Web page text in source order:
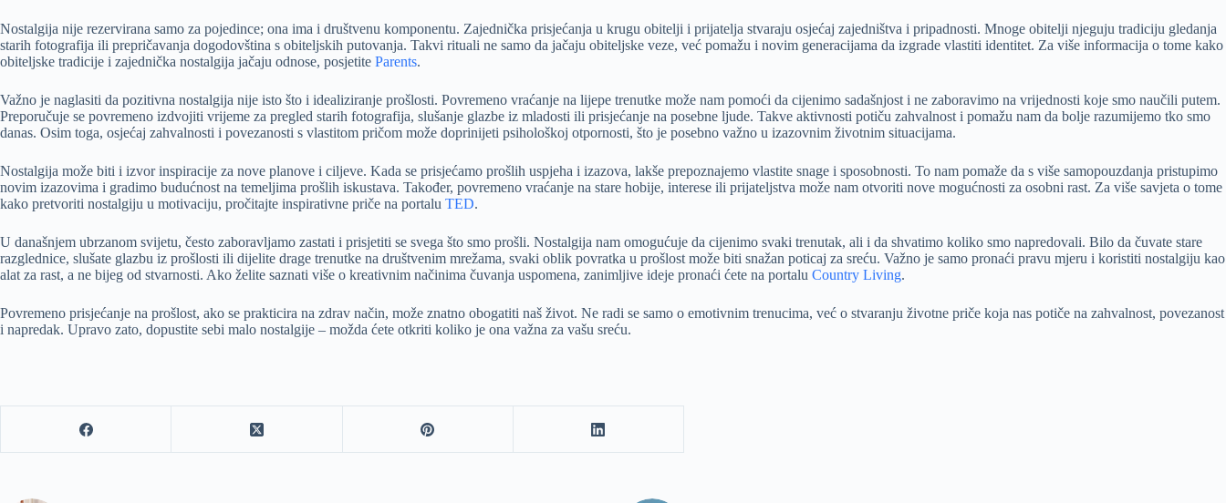
Nostalgija nije rezervirana samo za pojedince; ona ima i društvenu komponentu. Zajednička prisjećanja u krugu obitelji i prijatelja stvaraju osjećaj zajedništva i pripadnosti. Mnoge obitelji njeguju tradiciju gledanja
starih fotografija ili prepričavanja dogodovština s obiteljskih putovanja. Takvi rituali ne samo da jačaju obiteljske veze, već pomažu i novim generacijama da izgrade vlastiti identitet. Za više informacija o tome kako
obiteljske tradicije i zajednička nostalgija jačaju odnose, posjetite Parents.
Važno je naglasiti da pozitivna nostalgija nije isto što i idealiziranje prošlosti. Povremeno vraćanje na lijepe trenutke može nam pomoći da cijenimo sadašnjost i ne zaboravimo na vrijednosti koje smo naučili putem.
Preporučuje se povremeno izdvojiti vrijeme za pregled starih fotografija, slušanje glazbe iz mladosti ili prisjećanje na posebne ljude. Takve aktivnosti potiču zahvalnost i pomažu nam da bolje razumijemo tko smo
danas. Osim toga, osjećaj zahvalnosti i povezanosti s vlastitom pričom može doprinijeti psihološkoj otpornosti, što je posebno važno u izazovnim životnim situacijama.
Nostalgija može biti i izvor inspiracije za nove planove i ciljeve. Kada se prisjećamo prošlih uspjeha i izazova, lakše prepoznajemo vlastite snage i sposobnosti. To nam pomaže da s više samopouzdanja pristupimo
novim izazovima i gradimo budućnost na temeljima prošlih iskustava. Također, povremeno vraćanje na stare hobije, interese ili prijateljstva može nam otvoriti nove mogućnosti za osobni rast. Za više savjeta o tome
kako pretvoriti nostalgiju u motivaciju, pročitajte inspirativne priče na portalu TED.
U današnjem ubrzanom svijetu, često zaboravljamo zastati i prisjetiti se svega što smo prošli. Nostalgija nam omogućuje da cijenimo svaki trenutak, ali i da shvatimo koliko smo napredovali. Bilo da čuvate stare
razglednice, slušate glazbu iz prošlosti ili dijelite drage trenutke na društvenim mrežama, svaki oblik povratka u prošlost može biti snažan poticaj za sreću. Važno je samo pronaći pravu mjeru i koristiti nostalgiju kao
alat za rast, a ne bijeg od stvarnosti. Ako želite saznati više o kreativnim načinima čuvanja uspomena, zanimljive ideje pronaći ćete na portalu Country Living.
Povremeno prisjećanje na prošlost, ako se prakticira na zdrav način, može znatno obogatiti naš život. Ne radi se samo o emotivnim trenucima, već o stvaranju životne priče koja nas potiče na zahvalnost, povezanost
i napredak. Upravo zato, dopustite sebi malo nostalgije – možda ćete otkriti koliko je ona važna za vašu sreću.